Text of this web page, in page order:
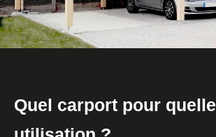
Quel carport pour quelle